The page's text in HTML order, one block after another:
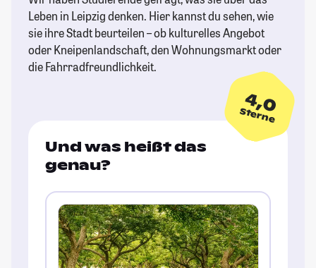
Leben in Leipzig denken. Hier kannst du sehen, wie
sie ihre Stadt beurteilen – ob kulturelles Angebot
oder Kneipenlandschaft, den Wohnungsmarkt oder
die Fahrradfreundlichkeit.
4,0
Sterne
Und was heißt das
genau?